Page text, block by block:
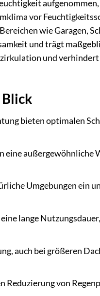
vor
wie Garagen,
und trägt
und verhindert
bieten optimalen
eine außergewöhnliche
Umgebungen ein
lange
auch bei größeren
Reduzierung von